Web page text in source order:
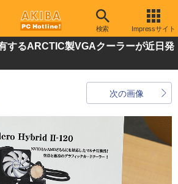
検索 Impressサイト
するARCTIC製VGAクーラーが近日発
次の画像